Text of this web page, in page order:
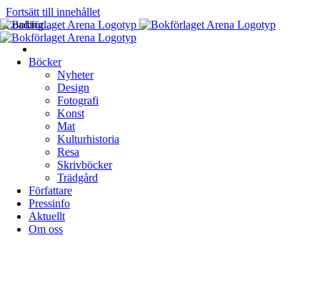
Fortsätt till innehållet
Böcker
Nyheter
Design
Fotografi
Konst
Mat
Kulturhistoria
Resa
Skrivböcker
Trädgård
Författare
Pressinfo
Aktuellt
Om oss
Loading...